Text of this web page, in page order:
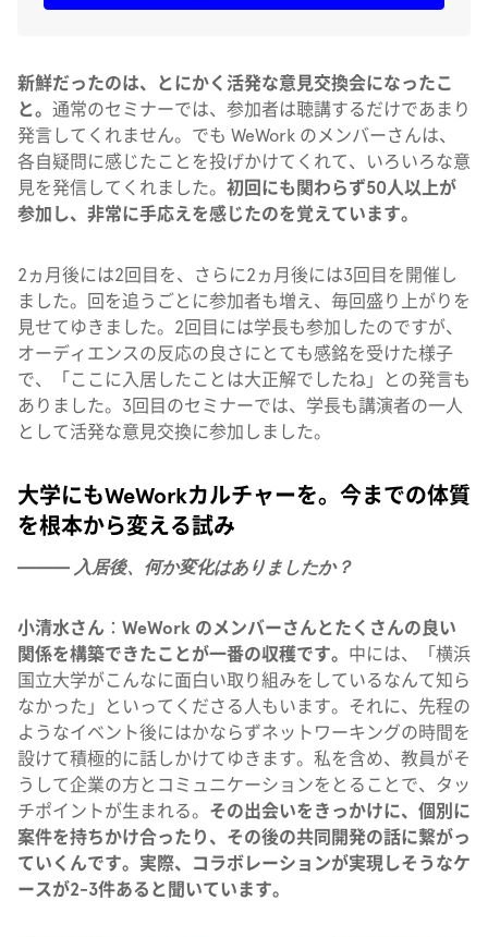
新鮮だったのは、とにかく活発な意見交換会になったこ
と。 通常のセミナーでは、参加者は聴講するだけであまり
発言してくれません。でも WeWork のメンバーさんは、
各自疑問に感じたことを投げかけてくれて、いろいろな意
見を発信してくれました。 初回にも関わらず50人以上が
参加し、非常に手応えを感じたのを覚えています。
2ヵ月後には2回目を、さらに2ヵ月後には3回目を開催し
ました。回を追うごとに参加者も増え、毎回盛り上がりを
見せてゆきました。2回目には学長も参加したのですが、
オーディエンスの反応の良さにとても感銘を受けた様子
で、「ここに入居したことは大正解でしたね」との発言も
ありました。3回目のセミナーでは、学長も講演者の一人
として活発な意見交換に参加しました。
大学にもWeWorkカルチャーを。今までの体質
を根本から変える試み
——— 入居後、何か変化はありましたか？
小清水さん ： WeWork のメンバーさんとたくさんの良い
関係を構築できたことが一番の収穫です。 中には、「横浜
国立大学がこんなに面白い取り組みをしているなんて知ら
なかった」といってくださる人もいます。それに、先程の
ようなイベント後にはかならずネットワーキングの時間を
設けて積極的に話しかけてゆきます。私を含め、教員がそ
うして企業の方とコミュニケーションをとることで、タッ
チポイントが生まれる。 その出会いをきっかけに、個別に
案件を持ちかけ合ったり、その後の共同開発の話に繋がっ
ていくんです。実際、コラボレーションが実現しそうなケ
ースが2-3件あると聞いています。